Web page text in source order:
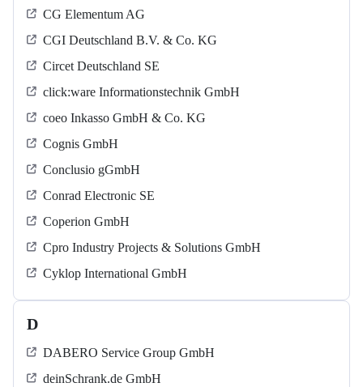
CG Elementum AG
CGI Deutschland B.V. & Co. KG
Circet Deutschland SE
click:ware Informationstechnik GmbH
coeo Inkasso GmbH & Co. KG
Cognis GmbH
Conclusio gGmbH
Conrad Electronic SE
Coperion GmbH
Cpro Industry Projects & Solutions GmbH
Cyklop International GmbH
D
DABERO Service Group GmbH
deinSchrank.de GmbH